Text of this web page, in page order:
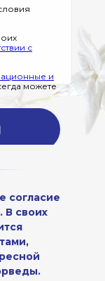
с
и
можете
согласие
В своих